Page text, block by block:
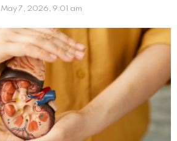
May 7, 2026, 9:01 am